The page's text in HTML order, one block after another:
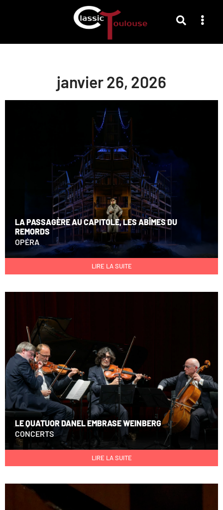
janvier 26, 2026
LA PASSAGÈRE AU CAPITOLE, LES ABÎMES DU
REMORDS
OPÉRA
LIRE LA SUITE
LE QUATUOR DANEL EMBRASE WEINBERG
CONCERTS
LIRE LA SUITE